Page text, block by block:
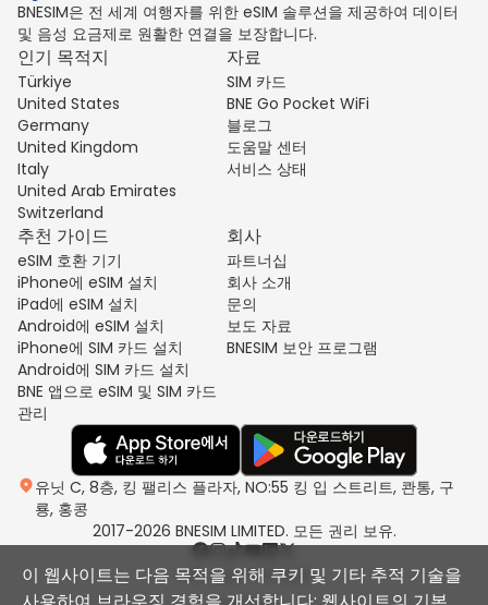
BNESIM은 전 세계 여행자를 위한 eSIM 솔루션을 제공하여 데이터
및 음성 요금제로 원활한 연결을 보장합니다.
인기 목적지
Türkiye
United States
Germany
United Kingdom
Italy
United Arab Emirates
Switzerland
자료
SIM 카드
BNE Go Pocket WiFi
블로그
도움말 센터
서비스 상태
추천 가이드
eSIM 호환 기기
iPhone에 eSIM 설치
iPad에 eSIM 설치
Android에 eSIM 설치
iPhone에 SIM 카드 설치
Android에 SIM 카드 설치
BNE 앱으로 eSIM 및 SIM 카드
관리
회사
파트너십
회사 소개
문의
보도 자료
BNESIM 보안 프로그램
유닛 C, 8층, 킹 팰리스 플라자, NO:55 킹 입 스트리트, 콴통, 구
룡, 홍콩
2017-2026 BNESIM LIMITED. 모든 권리 보유.
개인 정보 처리 방침
이 웹사이트는 다음 목적을 위해 쿠키 및 기타 추적 기술을